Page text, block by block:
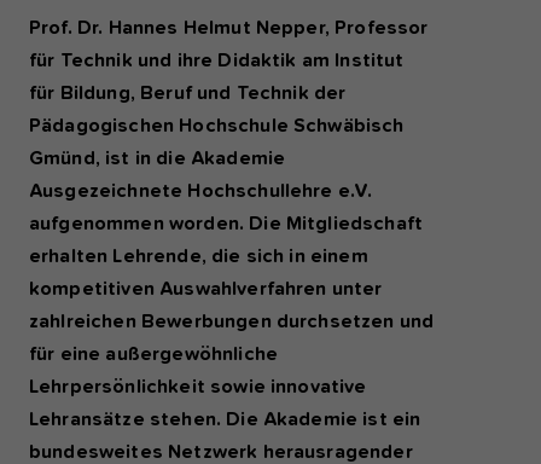
Prof. Dr. Hannes Helmut Nepper, Professor
für Technik und ihre Didaktik am Institut
für Bildung, Beruf und Technik der
Pädagogischen Hochschule Schwäbisch
Gmünd, ist in die Akademie
Ausgezeichnete Hochschullehre e.V.
aufgenommen worden. Die Mitgliedschaft
erhalten Lehrende, die sich in einem
kompetitiven Auswahlverfahren unter
zahlreichen Bewerbungen durchsetzen und
für eine außergewöhnliche
Lehrpersönlichkeit sowie innovative
Lehransätze stehen. Die Akademie ist ein
bundesweites Netzwerk herausragender